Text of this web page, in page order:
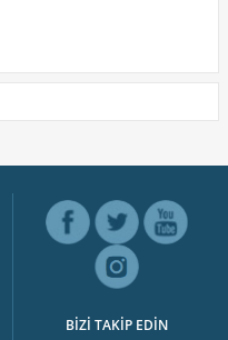
BİZİ TAKİP EDİN